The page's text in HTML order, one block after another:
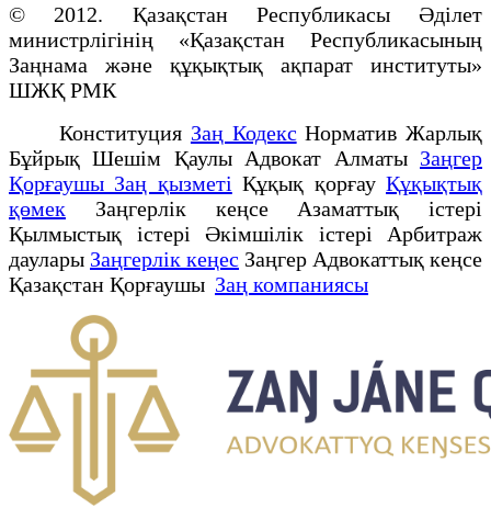
© 2012. Қазақстан Республикасы Әділет
министрлігінің «Қазақстан Республикасының
Заңнама және құқықтық ақпарат институты»
ШЖҚ РМК
Конституция Заң Кодекс Норматив Жарлық
Бұйрық Шешім Қаулы Адвокат Алматы Заңгер
Қорғаушы Заң қызметі Құқық қорғауҚұқықтық
қөмек Заңгерлік кеңсе Азаматтық істері
Қылмыстық істері Әкімшілік істері Арбитраж
даулары Заңгерлік кеңес Заңгер Адвокаттық кеңсе
Қазақстан Қорғаушы Заң компаниясы